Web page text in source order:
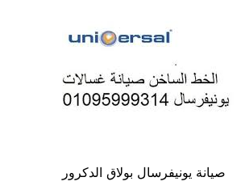
صيانة يونيفرسال بولاق الدكرور